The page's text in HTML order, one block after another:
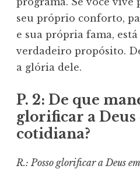
seu próprio conforto,
e sua própria fama,
verdadeiro propósito.
a glória dele.
P. 2: De que
glorificar a Deus
cotidiana?
R.: Posso glorificar a Deus